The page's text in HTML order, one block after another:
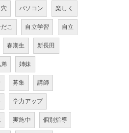
穴 パソコン 楽しく
こ 自立学習 自立
春期生 新長田
弟 姉妹
募集 講師
学力アップ
実施中 個別指導